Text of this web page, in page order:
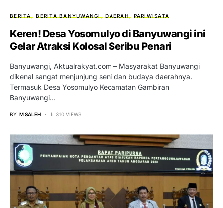
BERITA BERITA BANYUWANGI DAERAH PARIWISATA
Keren! Desa Yosomulyo di Banyuwangi ini
Gelar Atraksi Kolosal Seribu Penari
Banyuwangi, Aktualrakyat.com – Masyarakat Banyuwangi
dikenal sangat menjunjung seni dan budaya daerahnya.
Termasuk Desa Yosomulyo Kecamatan Gambiran
Banyuwangi…
BY M SALEH 310 VIEWS